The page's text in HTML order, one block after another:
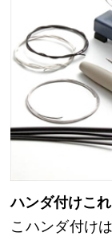
ハンダ付けこ
こハンダ付け